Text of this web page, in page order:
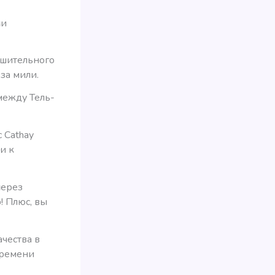
мили.
Тель-
Cathay
к
Плюс, вы
в